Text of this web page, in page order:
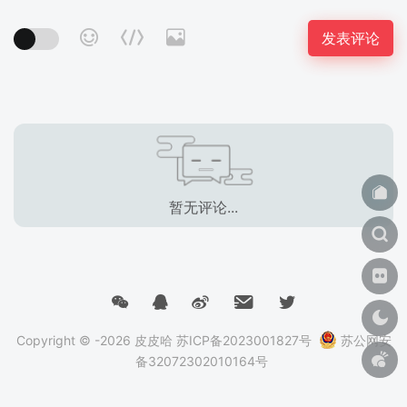
暂无评论...
Copyright © -2026 皮皮哈 苏ICP备2023001827号
苏公网安
备32072302010164号